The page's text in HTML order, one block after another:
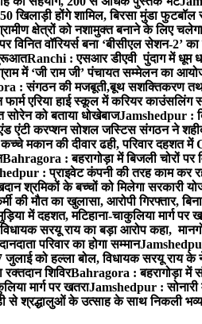
होंगे शामिल, बिरसा मुंडा
क्षेत्रों को नशामुक्त बनाने के लिए
वॉरियर्स बना ‘बीसीएल सेशन-2’ का
Ranchi : एसआर डीएवी पुंदाग में धूम
में ‘जी राम जी’ पंचायत सम्मेलन का
: संगठन की मजबूती,बूथ सशक्तिकरण
एरिया हाई स्कूल में करियर काउंसलिंग
को बताया धोखेबाजJamshedpur :
करप्शन सोशल जस्टिस संगठन ने
मकान की दीवार ढही, परिवार दहशत में
Bahragora : बहरागोड़ा में बिजली चोरों पर
: प्राइवेट कंपनी की तरह काम कर
श्रमिकों के बच्चों को मिलेगा सरकारी
मौत का खुलासा, आरोपी गिरफ्तार,
में दहशत, मटिहाना-चाकुलिया मार्ग पर
सरयू राय का बड़ा आरोप कहा,
परिवार का होगा सम्मान
को हल्ला बोल, विधायक सरयू राय के
शिविरBahragora : बहरागोड़ा
मार्ग पर खतराJamshedpur : सोनारी
से श्रद्धालुओं के उत्साह के साथ निकली भव्य